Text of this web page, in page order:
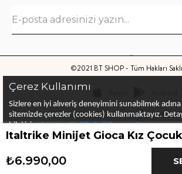
©2021 BT SHOP - Tüm Hakları
Bu sitenin kurulumuKeyo Digitaltarafından
Çerez Kullanımı
Sizlere en iyi alıveriş deneyimini sunabilmek adına
sitemizde çerezler (cookies) kullanmaktayız.
bilgi için KVKK ve Gizlilik Politikası veÇerez
Politika larını inceleyebilirsiniz
Italtrike Minijet Gioca Kız
₺6.990,00